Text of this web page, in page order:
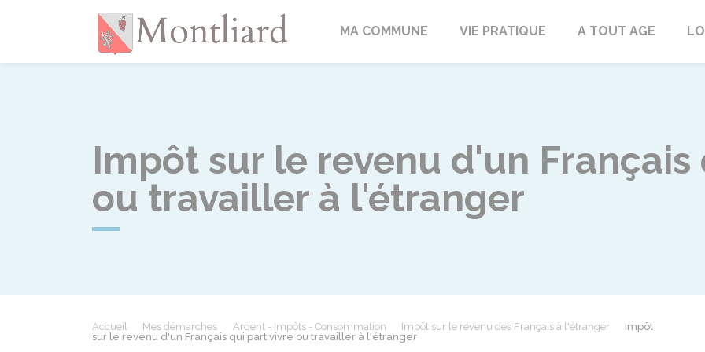
MontliardMA COMMUNE VIE PRATIQUE A TOUT AGE
Impôt sur le revenu d'un
ou travailler à l'étranger
Accueil Mes démarches Argent - Impôts - Consommation Impôt sur le revenu des Français à l'étranger
Impôt
sur le revenu d'un Français qui part vivre ou travailler à l'étranger